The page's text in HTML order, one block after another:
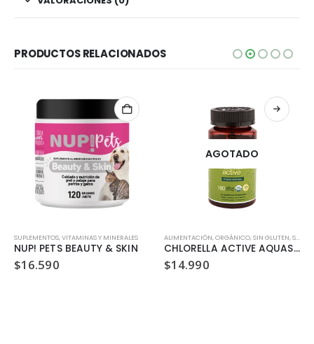
PRODUCTOS RELACIONADOS
SUPLEMENTOS,VITAMINAS Y MINERALES
NUP! PETS BEAUTY & SKIN
$16.590
AGOTADO
ALIMENTACIÓN,ORGÁNICO,SIN GLUTEN,SIN LACTOSA
CHLORELLA ACTIVE AQUASOLAR 180 CÁPSULAS / 500 MG
$14.990